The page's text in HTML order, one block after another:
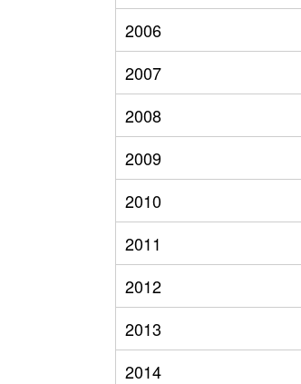
2006
2007
2008
2009
2010
2011
2012
2013
2014